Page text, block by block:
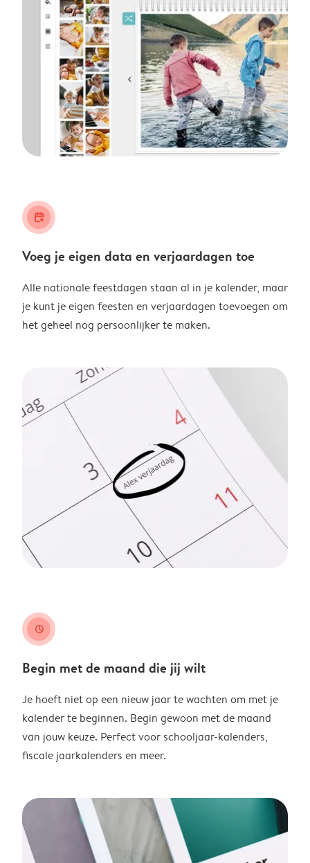
calendar_plus
Voeg je eigen data en verjaardagen toe
Alle nationale feestdagen staan al in je kalender, maar
je kunt je eigen feesten en verjaardagen toevoegen om
het geheel nog persoonlijker te maken.
clock
Begin met de maand die jij wilt
Je hoeft niet op een nieuw jaar te wachten om met je
kalender te beginnen. Begin gewoon met de maand
van jouw keuze. Perfect voor schooljaar-kalenders,
fiscale jaarkalenders en meer.